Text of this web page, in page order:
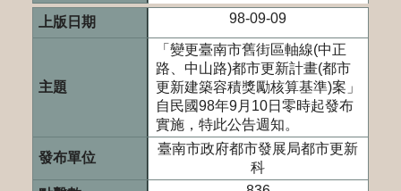
98-09-09
「變更臺南市舊街區軸線(中正
路、中山路)都市更新計畫(都市
更新建築容積獎勵核算基準)案」
自民國98年9月10日零時起發布
實施，特此公告週知。
臺南市政府都市發展局都市更新
科